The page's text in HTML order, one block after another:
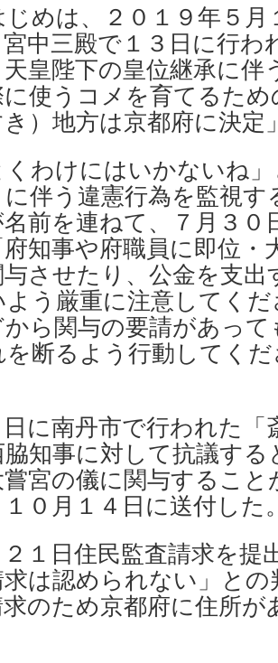
めは、２０１９年５月
宮中三殿で１３日に行
皇陛下の皇位継承に伴
使うコメを育てるた
）地方は京都府に決定
くわけにはいかないね
伴う違憲行為を監視
名前を連ねて、７月３０
知事や府職員に即位・
させたり、公金を支
よう厳重に注意してく
ら関与の要請があっ
断るよう行動してく
日に南丹市で行われた
知事に対して抗議す
嘗宮の儀に関与するこ
０月１４日に送付した
１日住民監査請求を提
求は認められない」と
のため京都府に住所が